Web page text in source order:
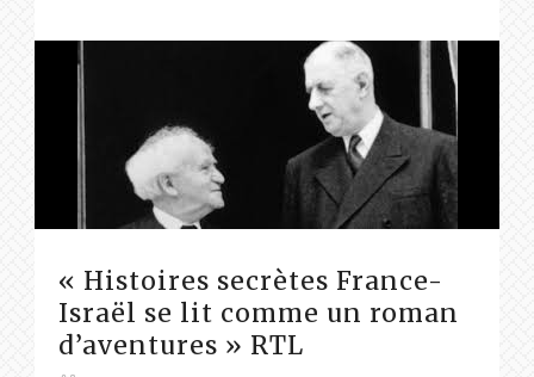
« Histoires secrètes France-
Israël se lit comme un roman
d’aventures » RTL